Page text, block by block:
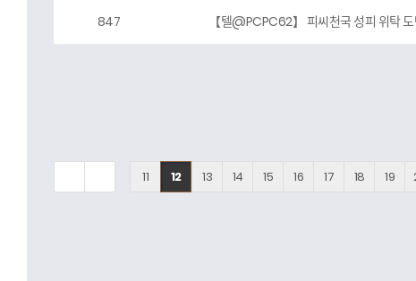
847 【텔@PCPC62】 피씨천국 성피 위탁
11 12 13 14 15 16 17 18 19